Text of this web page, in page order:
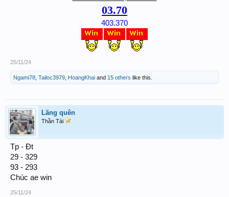
03.70
403.370
25/11/24
Ngami78 Tailoc3979 HoangKhai and 15 others like this.
Lãng quên
Thần Tài
Tp - Đt
29 - 329
93 - 293
Chúc ae win
25/11/24